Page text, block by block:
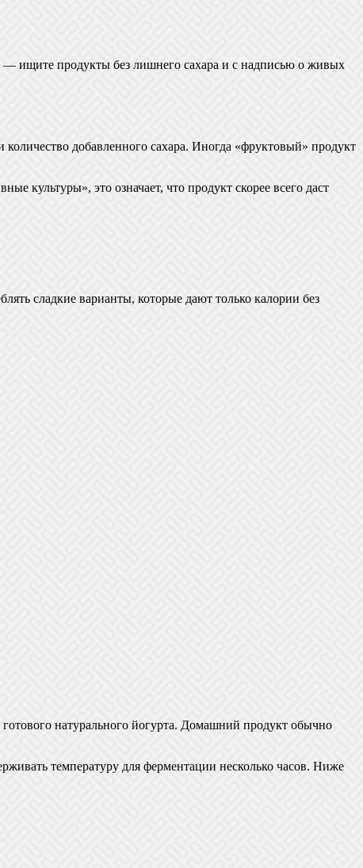
— ищите продукты без лишнего сахара и с надписью о живых
количество добавленного сахара. Иногда «фруктовый» продукт
культуры», это означает, что продукт скорее всего даст
сладкие варианты, которые дают только калории без
натурального йогурта. Домашний продукт обычно
температуру для ферментации несколько часов. Ниже